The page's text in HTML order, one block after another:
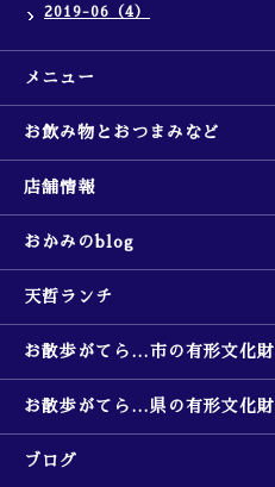
2019-06（4）
メニュー
お飲み物とおつまみなど
店舗情報
おかみのblog
天哲ランチ
お散歩がてら…市の有形文化財
お散歩がてら…県の有形文化財
ブログ